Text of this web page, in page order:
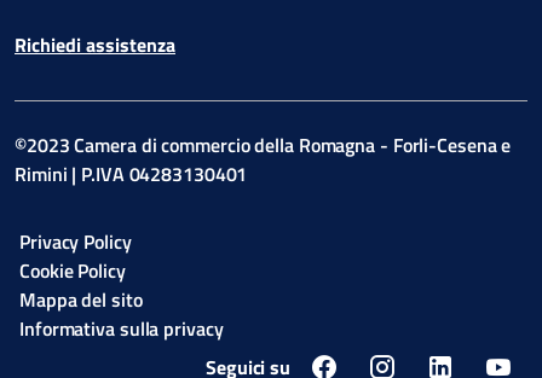
Richiedi assistenza
©2023 Camera di commercio della Romagna - Forli-Cesena e
Rimini | P.IVA 04283130401
Privacy Policy
Cookie Policy
Mappa del sito
Informativa sulla privacy
Seguici su